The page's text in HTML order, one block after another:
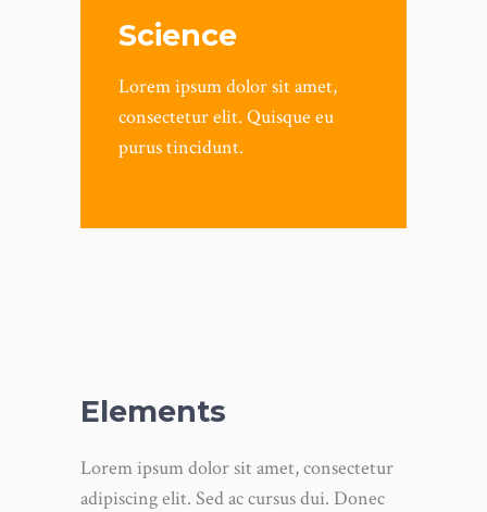
Science
Lorem ipsum dolor sit amet,
consectetur elit. Quisque eu
purus tincidunt.
Elements
Lorem ipsum dolor sit amet, consectetur
adipiscing elit. Sed ac cursus dui. Donec